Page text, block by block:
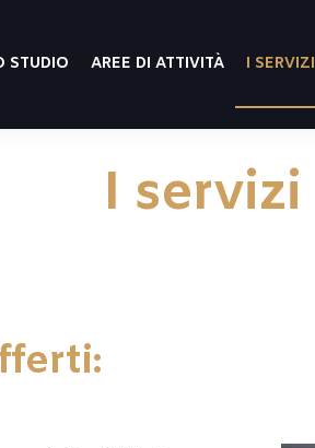
STUDIO AREE DI ATTIVITÀ I SERVIZI
I servizi